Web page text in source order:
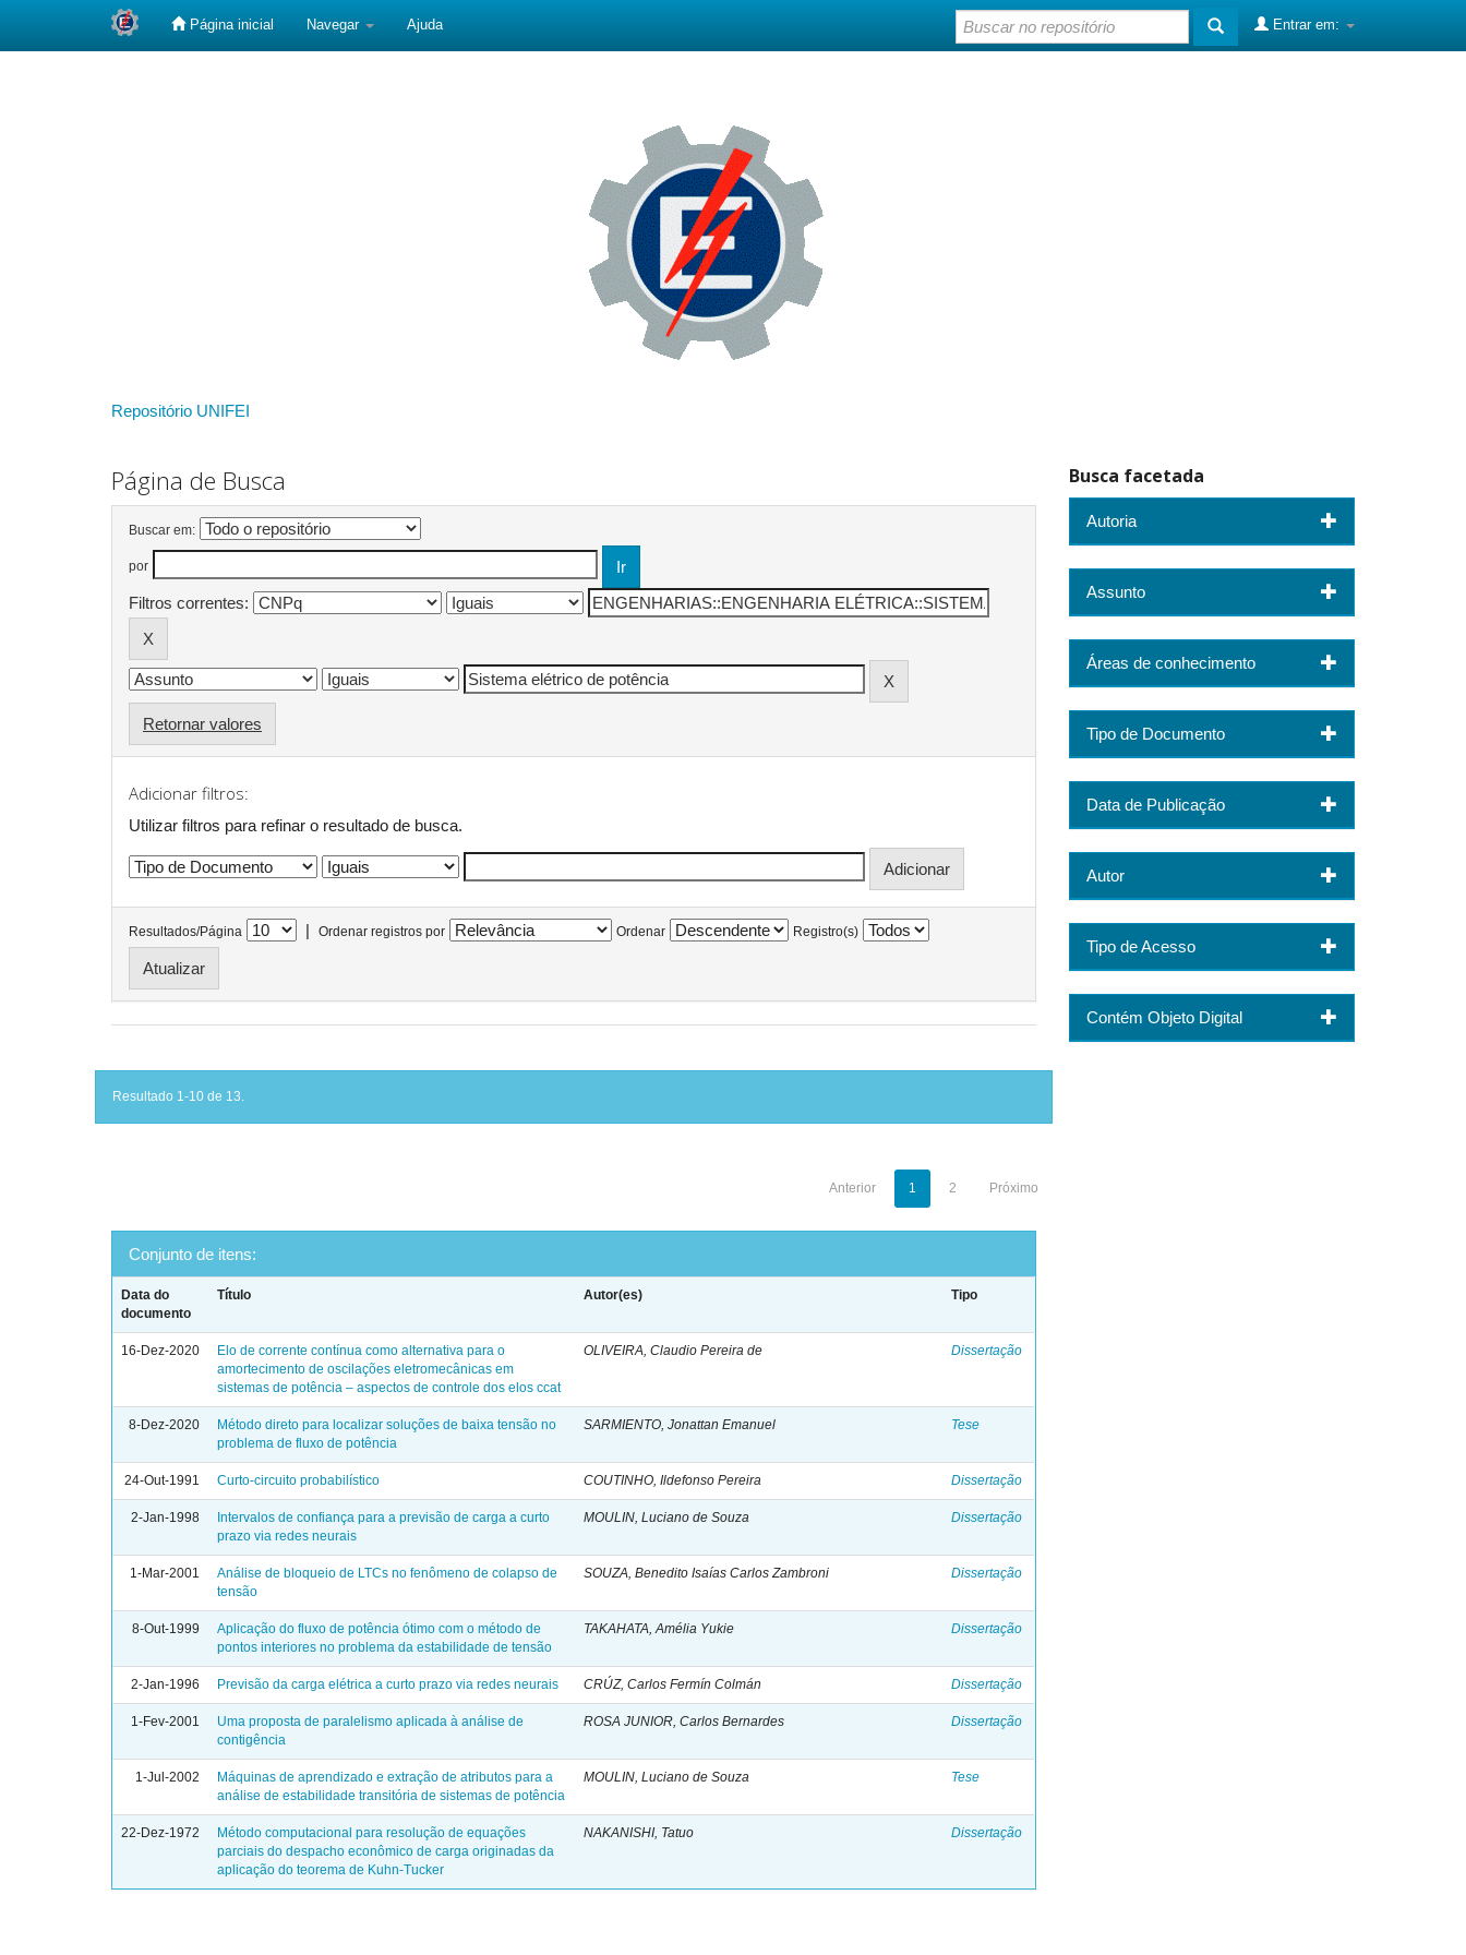
Página inicial Navegar Ajuda Entrar em:
Repositório UNIFEI
Página de Busca
Buscar em:
por
Filtros correntes:
Retornar valores
Adicionar filtros:
Utilizar filtros para refinar o resultado de busca.
Resultados/Página | Ordenar registros por Ordenar Registro(s)
Resultado 1-10 de 13.
Anterior 1 2 Próximo
Conjunto de itens:
Data do
documento
Título Autor(es) Tipo
16-Dez-2020
Elo de corrente contínua como alternativa para o
amortecimento de oscilações eletromecânicas em
sistemas de potência – aspectos de controle dos elos ccat
OLIVEIRA, Claudio Pereira de Dissertação
8-Dez-2020
Método direto para localizar soluções de baixa tensão no
problema de fluxo de potência
SARMIENTO, Jonattan Emanuel Tese
24-Out-1991 Curto-circuito probabilístico COUTINHO, Ildefonso Pereira Dissertação
2-Jan-1998
Intervalos de confiança para a previsão de carga a curto
prazo via redes neurais
MOULIN, Luciano de Souza Dissertação
1-Mar-2001
Análise de bloqueio de LTCs no fenômeno de colapso de
tensão
SOUZA, Benedito Isaías Carlos Zambroni Dissertação
8-Out-1999
Aplicação do fluxo de potência ótimo com o método de
pontos interiores no problema da estabilidade de tensão
TAKAHATA, Amélia Yukie Dissertação
2-Jan-1996 Previsão da carga elétrica a curto prazo via redes neurais CRÚZ, Carlos Fermín Colmán Dissertação
1-Fev-2001
Uma proposta de paralelismo aplicada à análise de
contigência
ROSA JUNIOR, Carlos Bernardes Dissertação
1-Jul-2002
Máquinas de aprendizado e extração de atributos para a
análise de estabilidade transitória de sistemas de potência
MOULIN, Luciano de Souza Tese
22-Dez-1972
Método computacional para resolução de equações
parciais do despacho econômico de carga originadas da
aplicação do teorema de Kuhn-Tucker
NAKANISHI, Tatuo Dissertação
Busca facetada
Autoria
Assunto
Áreas de conhecimento
Tipo de Documento
Data de Publicação
Autor
Tipo de Acesso
Contém Objeto Digital